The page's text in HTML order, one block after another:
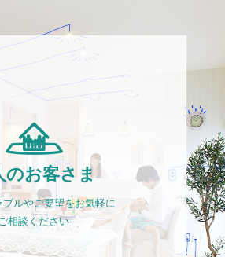
のお客さま
ブルやご要望をお気軽に
相談ください